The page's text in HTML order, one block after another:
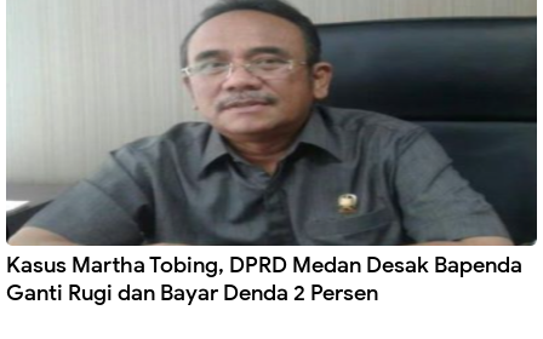
Kasus Martha Tobing, DPRD Medan Desak Bapenda
Ganti Rugi dan Bayar Denda 2 Persen